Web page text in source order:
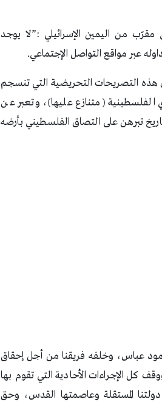
من اليمين الإسرائيلي :”لا يوجد
عبر مواقع التواصل الإجتماعي.
هذه التصريحات التحريضية التي تنسجم
الفلسطينية (متنازع عليها)، وتعبر عن
تبرهن على التصاق الفلسطيني بأرضه
عباس، وخلفه فريقنا من أجل إحقاق
كل الإجراءات الأحادية التي تقوم بها
دولتنا المستقلة وعاصمتها القدس، وحق